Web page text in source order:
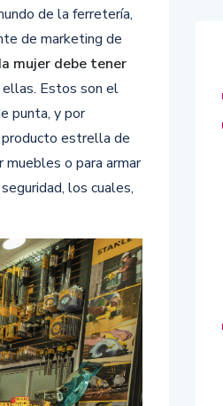
de la ferretería,
de marketing de
mujer debe tener
ellas. Estos son el
punta, y por
estrella de
muebles o para armar
los cuales,